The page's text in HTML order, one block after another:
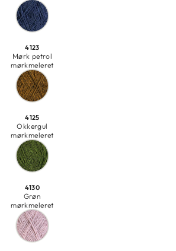
4123
Mørk petrol
mørkmeleret
4125
Okkergul
mørkmeleret
4130
Grøn
mørkmeleret